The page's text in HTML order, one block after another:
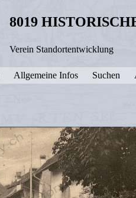
8019
Verein Standortentwicklung
Allgemeine Infos Suchen